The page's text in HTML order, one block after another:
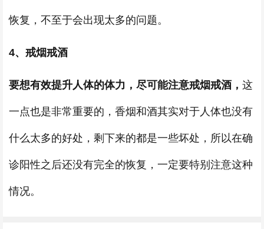
恢复，不至于会出现太多的问题。
4、戒烟戒酒
要想有效提升人体的体力，尽可能注意戒烟戒酒， 这
一点也是非常重要的，香烟和酒其实对于人体也没有
什么太多的好处，剩下来的都是一些坏处，所以在确
诊阳性之后还没有完全的恢复，一定要特别注意这种
情况。